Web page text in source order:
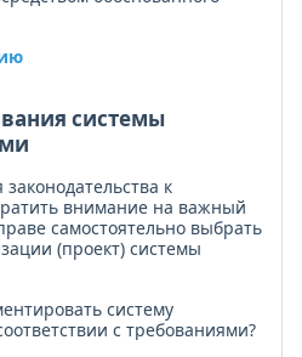
системы
к
внимание на важный
самостоятельно выбрать
(проект) системы
систему
с требованиями?